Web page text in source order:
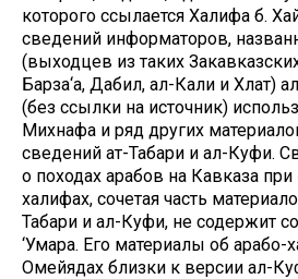
которого ссылается Халифа б.
сведений информаторов,
(выходцев из таких
Барза‘а, Дабил, ал-Кали и Хлат)
(без ссылки на источник)
Михнафа и ряд других
сведений ат-Табари и ал-Куфи.
о походах арабов на Кавказа
халифах, сочетая часть
Табари и ал-Куфи, не содержит
‘Умара. Его материалы об арабо-
Омейядах близки к версии ал-